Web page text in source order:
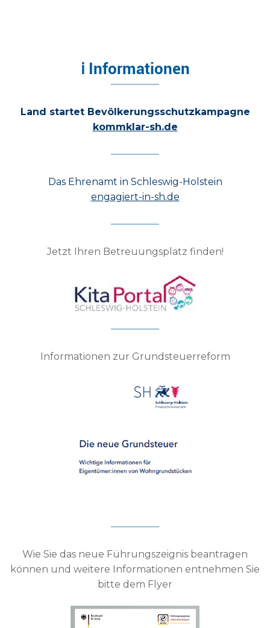
ℹ Informationen
Land startet Bevölkerungsschutzkampagne
kommklar-sh.de
Das Ehrenamt in Schleswig-Holstein
engagiert-in-sh.de
Jetzt Ihren Betreuungsplatz finden!
Informationen zur Grundsteuerreform
Wie Sie das neue Führungszeignis beantragen
können und weitere Informationen entnehmen Sie
bitte dem Flyer